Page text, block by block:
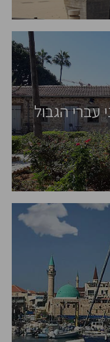
עברי הגבול